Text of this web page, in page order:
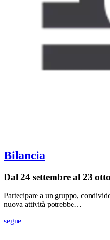
Bilancia
Dal 24 settembre al 23
Partecipare a un gruppo,
nuova attività potrebbe…
segue